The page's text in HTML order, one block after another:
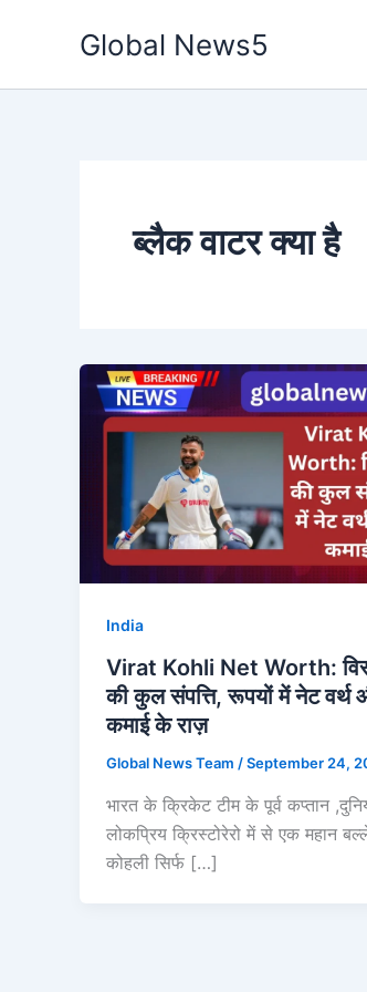
Global News5
ब्लैक वाटर क्या है
India
Virat Kohli Net Worth:
की कुल संपत्ति, रूपयों में नेट वर्थ
कमाई के राज़
Global News Team /September 24,
भारत के क्रिकेट टीम के पूर्व कप्तान
लोकप्रिय क्रिस्टोरेरो में से एक महान
कोहली सिर्फ […]